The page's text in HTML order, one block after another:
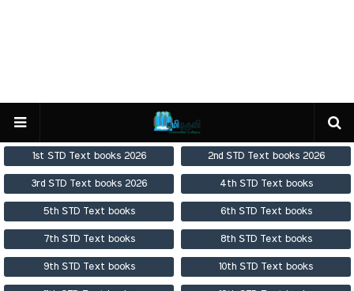
1st STD Text books 2026 2nd STD Text books 2026
3rd STD Text books 2026 4th STD Text books
5th STD Text books 6th STD Text books
7th STD Text books 8th STD Text books
9th STD Text books 10th STD Text books